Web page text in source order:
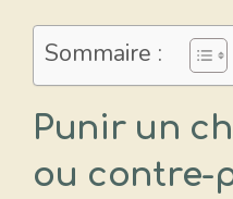
Sommaire :
Punir un
ou contre-